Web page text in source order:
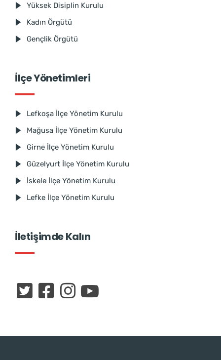
Yüksek Disiplin Kurulu
Kadın Örgütü
Gençlik Örgütü
İlçe Yönetimleri
Lefkoşa İlçe Yönetim Kurulu
Mağusa İlçe Yönetim Kurulu
Girne İlçe Yönetim Kurulu
Güzelyurt İlçe Yönetim Kurulu
İskele İlçe Yönetim Kurulu
Lefke İlçe Yönetim Kurulu
İletişimde Kalın